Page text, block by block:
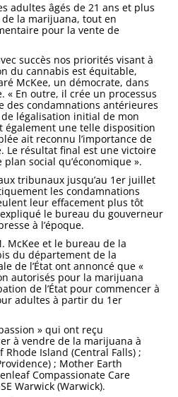
adultes âgés de 21 ans et plus
la marijuana, tout en
pour la vente de
succès nos priorités visant à
du cannabis est équitable,
McKee, un démocrate, dans
« En outre, il crée un processus
des condamnations antérieures
légalisation initial de mon
une telle disposition
ait reconnu l’importance de
Le résultat final est une victoire
social qu’économique ».
tribunaux jusqu’au 1er juillet
les condamnations
leur effacement plus tôt
le bureau du gouverneur
à l’époque.
McKee et le bureau de la
du département de la
de l’État ont annoncé que «
autorisés pour la marijuana
de l’État pour commencer à
adultes à partir du 1er
» qui ont reçu
à vendre de la marijuana à
Island (Central Falls) ;
; Mother Earth
Compassionate Care
Warwick (Warwick).